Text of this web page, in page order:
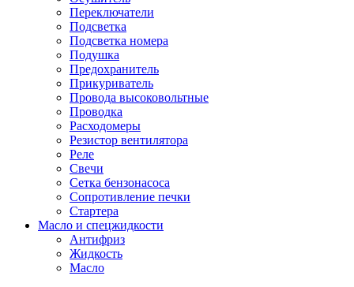
Переключатели
Подсветка
Подсветка номера
Подушка
Предохранитель
Прикуриватель
Провода высоковольтные
Проводка
Расходомеры
Резистор вентилятора
Реле
Свечи
Сетка бензонасоса
Сопротивление печки
Стартера
Масло и спецжидкости
Антифриз
Жидкость
Масло